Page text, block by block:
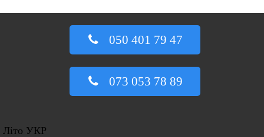
050 401 79 47
073 053 78 89
Літо УКР